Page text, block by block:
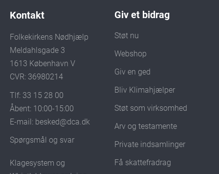
Kontakt
Folkekirkens Nødhjælp
Meldahlsgade 3
1613 København V
CVR: 36980214
Tlf: 33 15 28 00
Åbent: 10:00-15:00
E-mail: besked@dca.dk
Spørgsmål og svar
Klagesystem og
Giv et bidrag
Støt nu
Webshop
Giv en ged
Bliv Klimahjælper
Støt som virksomhed
Arv og testamente
Private indsamlinger
Få skattefradrag